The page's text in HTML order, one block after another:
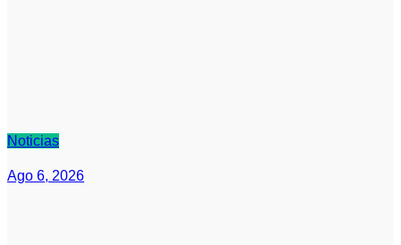
Noticias
Ago 6, 2026